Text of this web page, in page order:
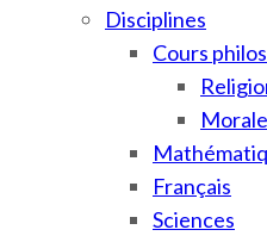
Disciplines
Cours
Morale
Français
Sciences